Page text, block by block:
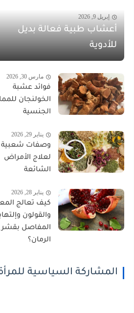
إبريل 9, 2026
أعشاب طبية فعالة بديل
للأدوية
مارس 30, 2026
فوائد عشبة
الخولنجان
الجنسية
يناير 29, 2026
وصفات شعبية
لعلاج الأمراض
الشائعة
يناير 28, 2026
كيف تعالج
والقولون
المفاصل بقشر
الرمان؟
المشاركة السياسية